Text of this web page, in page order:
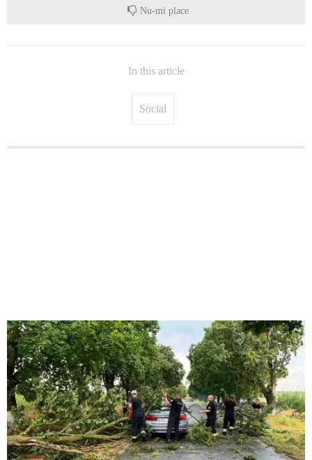
Nu-mi place
In this article
Social